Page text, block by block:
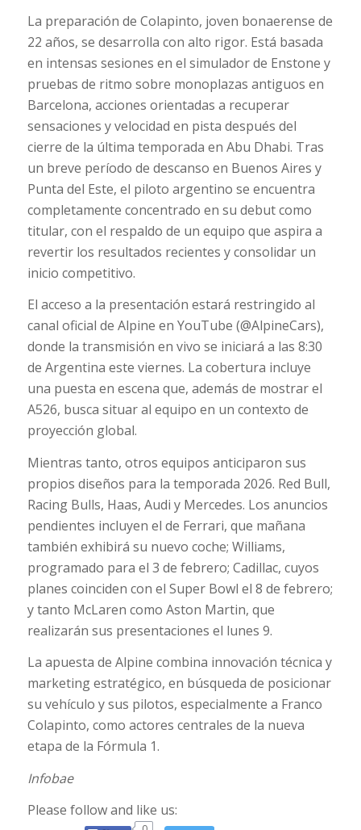
La preparación de Colapinto, joven bonaerense de
22 años, se desarrolla con alto rigor. Está basada
en intensas sesiones en el simulador de Enstone y
pruebas de ritmo sobre monoplazas antiguos en
Barcelona, acciones orientadas a recuperar
sensaciones y velocidad en pista después del
cierre de la última temporada en Abu Dhabi. Tras
un breve período de descanso en Buenos Aires y
Punta del Este, el piloto argentino se encuentra
completamente concentrado en su debut como
titular, con el respaldo de un equipo que aspira a
revertir los resultados recientes y consolidar un
inicio competitivo.
El acceso a la presentación estará restringido al
canal oficial de Alpine en YouTube (@AlpineCars),
donde la transmisión en vivo se iniciará a las 8:30
de Argentina este viernes. La cobertura incluye
una puesta en escena que, además de mostrar el
A526, busca situar al equipo en un contexto de
proyección global.
Mientras tanto, otros equipos anticiparon sus
propios diseños para la temporada 2026. Red Bull,
Racing Bulls, Haas, Audi y Mercedes. Los anuncios
pendientes incluyen el de Ferrari, que mañana
también exhibirá su nuevo coche; Williams,
programado para el 3 de febrero; Cadillac, cuyos
planes coinciden con el Super Bowl el 8 de febrero;
y tanto McLaren como Aston Martin, que
realizarán sus presentaciones el lunes 9.
La apuesta de Alpine combina innovación técnica y
marketing estratégico, en búsqueda de posicionar
su vehículo y sus pilotos, especialmente a Franco
Colapinto, como actores centrales de la nueva
etapa de la Fórmula 1.
Infobae
Please follow and like us: